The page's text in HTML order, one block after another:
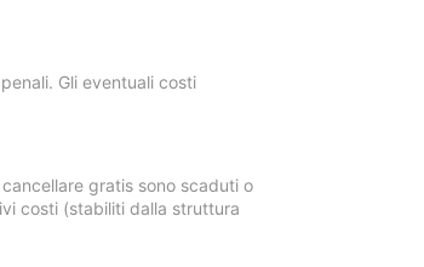
Gli eventuali costi
gratis sono scaduti o
costi (stabiliti dalla struttura